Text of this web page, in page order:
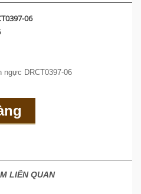
06
DRCT0397-06
LIÊN QUAN